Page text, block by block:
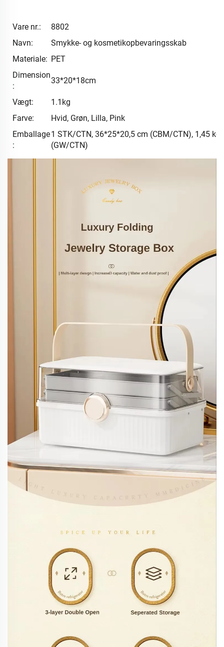
Vare nr.:
8802
Navn:
Smykke- og kosmetikopbevaringsskab
Materiale: PET
Dimension
:
33*20*18cm
Vægt:
1.1kg
Farve:
Hvid, Grøn, Lilla, Pink
Emballage
:
1 STK/CTN, 36*25*20,5 cm (CBM/CTN), 1,45 kg
(GW/CTN)